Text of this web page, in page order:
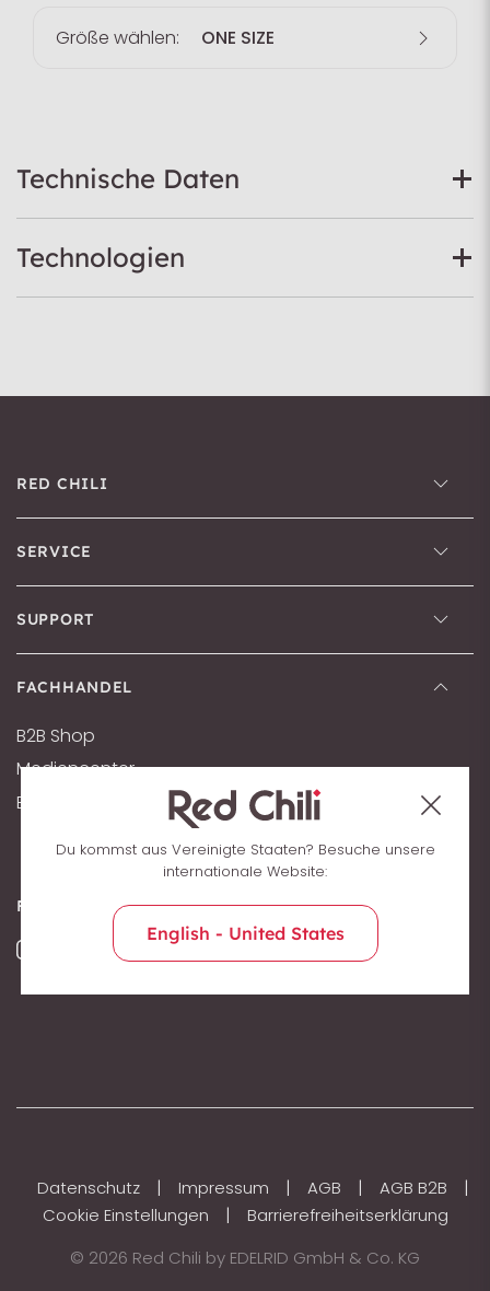
Größe wählen: ONE SIZE
Technische Daten
Technologien
RED CHILI
SERVICE
SUPPORT
FACHHANDEL
B2B Shop
Mediencenter
Brandroom Login
FOLGE UNS
Datenschutz | Impressum | AGB | AGB B2B |
Cookie Einstellungen |
Barrierefreiheitserklärung
© 2026 Red Chili by EDELRID GmbH & Co. KG
Du kommst aus Vereinigte Staaten? Besuche unsere
internationale Website:
English - United States